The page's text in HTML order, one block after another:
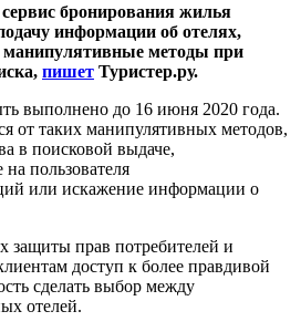
бронирования жилья
информации об отелях,
манипулятивные методы при
пишет Туристер.ру.
выполнено до 16 июня 2020 года.
от таких манипулятивных методов,
в поисковой выдаче,
пользователя
или искажение информации о
защиты прав потребителей и
доступ к более правдивой
сделать выбор между
отелей.